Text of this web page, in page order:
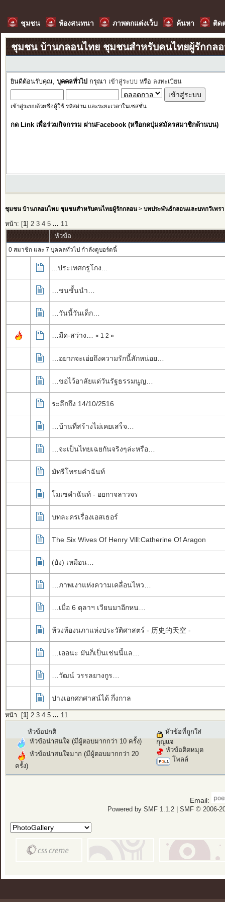
ชุมชน ห้องสนทนา ภาพตกแต่งเว็บ ค้นหา ติด
ชุมชน บ้านกลอนไทย ชุมชนสำหรับคนไทยผู้รักกล
ยินดีต้อนรับคุณ, บุคคลทั่วไป กรุณา เข้าสู่ระบบ หรือ ลงทะเบียน
เข้าสู่ระบบด้วยชื่อผู้ใช้ รหัสผ่าน และระยะเวลาในเซสชั่น
กด Link เพื่อร่วมกิจกรรม ผ่านFacebook (หรือกดปุ่มสมัครสมาชิกด้านบน)
ชุมชน บ้านกลอนไทย ชุมชนสำหรับคนไทยผู้รักกลอน> บทประพันธ์กลอนและบทกวีเพรา
หน้า: [ 1] 2 3 4 5 ... 11
หัวข้อ
0 สมาชิก และ 7 บุคคลทั่วไป กำลังดูบอร์ดนี้
...ประเทศกรูโกง...
…ชนชั้นนำ…
…วันนี้วันเด็ก…
…มืด-สว่าง… « 1 2 »
…อยากจะเอ่ยถึงความรักนี้สักหน่อย…
…ขอไว้อาลัยแด่วันรัฐธรรมนูญ…
ระลึกถึง 14/10/2516
…บ้านที่สร้างไม่เคยเสร็จ…
…จะเป็นไทยเฉยกันจริงๆล่ะหรือ…
มัทรีโทรมคำฉันท์
โมเซคำฉันท์ - อยกาจลาวจร
บทละครเรื่องเอสเธอร์
The Six Wives Of Henry Vlll:Catherine Of Aragon
(ยัง) เหมือน…
…ภาพเงาแห่งความเคลื่อนไหว…
…เมื่อ 6 ตุลาฯ เวียนมาอีกหน…
ห้วง​ท้อง​นภา​แห่ง​ประวัติ​ศาสตร์​ - 历史的天空 -
…เออนะ มันก็เป็นเช่นนี้แล…
…วัฒน์ วรรลยางกูร…
ปางเอกศกศาสน์ได้​ กึ่งกาล
หน้า: [ 1] 2 3 4 5 ... 11
หัวข้อปกติ
หัวข้อน่าสนใจ (มีผู้ตอบมากกว่า 10 ครั้ง)
หัวข้อน่าสนใจมาก (มีผู้ตอบมากกว่า 20
ครั้ง)
หัวข้อที่ถูกใส่
กุญแจ
หัวข้อติดหมุด
โพลล์
Email:
Powered by SMF 1.1.2| SMF © 2006-